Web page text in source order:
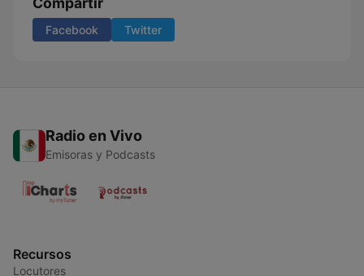
Facebook Twitter
Radio en Vivo
Emisoras y Podcasts
Recursos
Locutores